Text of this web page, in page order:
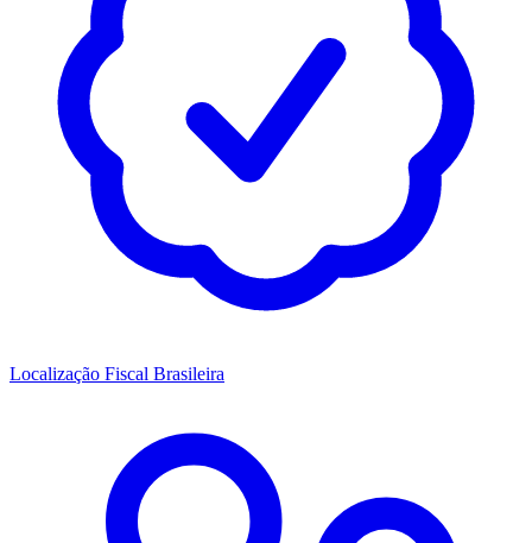
Localização Fiscal Brasileira